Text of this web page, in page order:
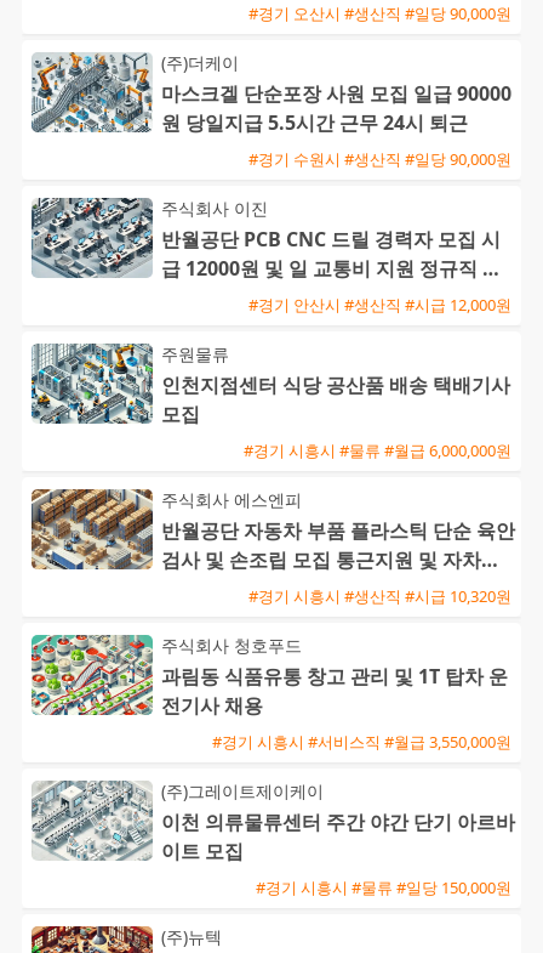
#경기 오산시 #생산직 #일당 90,000원
(주)더케이
마스크겔 단순포장 사원 모집 일급 90000
원 당일지급 5.5시간 근무 24시 퇴근
#경기 수원시 #생산직 #일당 90,000원
주식회사 이진
반월공단 PCB CNC 드릴 경력자 모집 시
급 12000원 및 일 교통비 지원 정규직 전
#경기 안산시 #생산직 #시급 12,000원
주원물류
인천지점센터 식당 공산품 배송 택배기사
모집
#경기 시흥시 #물류 #월급 6,000,000원
주식회사 에스엔피
반월공단 자동차 부품 플라스틱 단순 육안
검사 및 손조립 모집 통근지원 및 자차수
#경기 시흥시 #생산직 #시급 10,320원
주식회사 청호푸드
과림동 식품유통 창고 관리 및 1T 탑차 운
전기사 채용
#경기 시흥시 #서비스직 #월급 3,550,000원
(주)그레이트제이케이
이천 의류물류센터 주간 야간 단기 아르바
이트 모집
#경기 시흥시 #물류 #일당 150,000원
(주)뉴텍